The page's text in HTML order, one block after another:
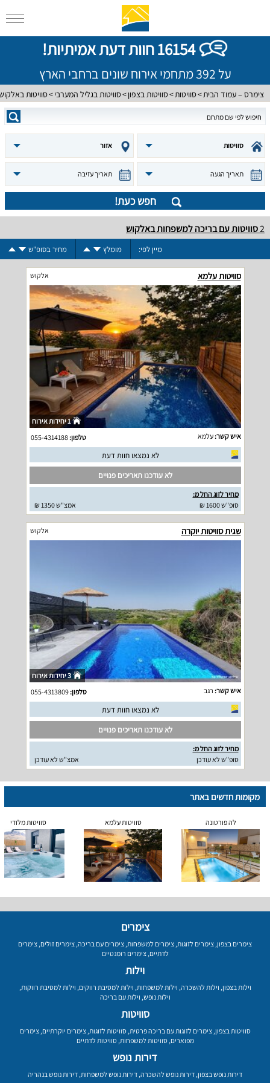
16154 חוות דעת אמיתיות!
על 392 מתחמי אירוח שונים ברחבי הארץ
צימרס – עמוד הבית סוויטות סוויטות בצפון סוויטות בגליל המערבי סוויטות
סוויטות אזור
תאריך הגעה תאריך עזיבה
חפש כעת!
2סוויטות עם בריכה למשפחות באלקוש
מיין לפי: מומלץ מחיר בסופ"ש
סוויטות עלמא אלקוש
1 יחידות אירוח
איש קשר:עלמא טלפון:055-4314188
לא נמצאו חוות דעת
לא עודכנו תאריכים פנויים
מחיר לזוג החל מ:
סופ"ש 1600 ₪
אמצ"ש 1350 ₪
שגית סוויטות יוקרה אלקוש
3 יחידות אירוח
איש קשר: רגב טלפון:055-4313809
לא נמצאו חוות דעת
לא עודכנו תאריכים פנויים
מחיר לזוג החל מ:
סופ"ש לא עודכן
אמצ"ש לא עודכן
מקומות חדשים באתר
לה פורטונה סוויטות עלמא סוויטות מלודי
צימרים
צימרים בצפון, צימרים לזוגות, צימרים למשפחות, צימרים עם בריכה, צימרים זולים, צימרים
לדתיים,צימרים רומנטיים
וילות
וילות בצפון, וילות להשכרה, וילות למשפחות, וילות למסיבת רווקים, וילות למסיבת רווקות,
וילות נופש, וילות עם בריכה
סוויטות
סוויטות בצפון,צימרים לזוגות עם בריכה פרטית,סוויטות לזוגות,צימרים יוקרתיים,צימרים
מפוארים,סוויטות למשפחות,סוויטות לדתיים
דירות נופש
דירות נופש בצפון, דירות נופש להשכרה, דירות נופש למשפחות, דירות נופש בנהריה